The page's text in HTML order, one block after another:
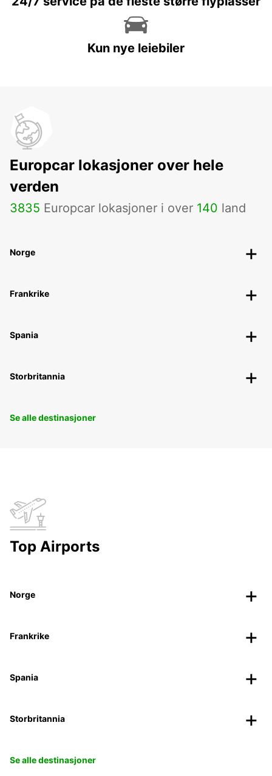
Kun nye leiebiler
Europcar lokasjoner over hele
verden
3835 Europcar lokasjoner i over 140 land
Norge
Frankrike
Spania
Storbritannia
Se alle destinasjoner
Top Airports
Norge
Frankrike
Spania
Storbritannia
Se alle destinasjoner